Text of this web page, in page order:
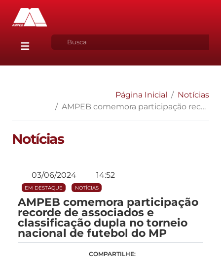
Página Inicial
Notícias
AMPEB comemora participação recorde de associados e classificação dupla no torneio nacional de futebol do MP
Notícias
03/06/2024 14:52
EM DESTAQUE NOTÍCIAS
AMPEB comemora participação
recorde de associados e
classificação dupla no torneio
nacional de futebol do MP
COMPARTILHE: